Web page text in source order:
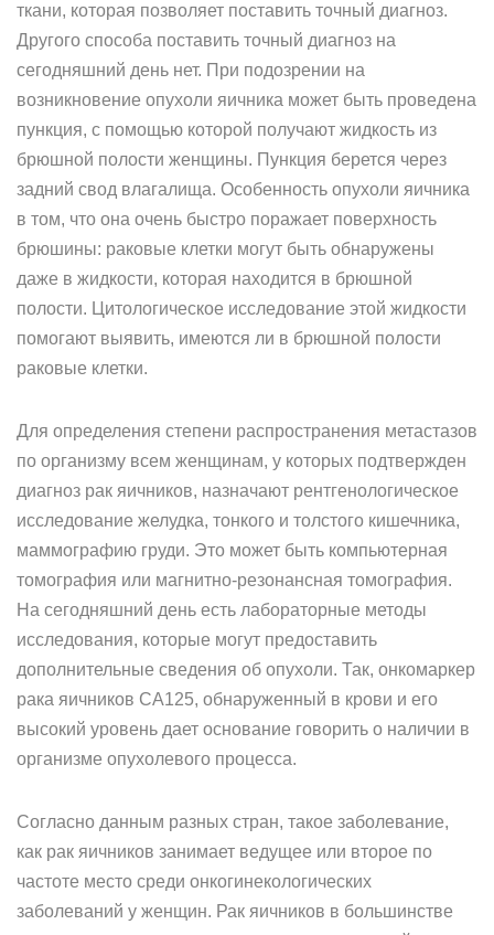
ткани, которая позволяет поставить точный диагноз.
Другого способа поставить точный диагноз на
сегодняшний день нет. При подозрении на
возникновение опухоли яичника может быть проведена
пункция, с помощью которой получают жидкость из
брюшной полости женщины. Пункция берется через
задний свод влагалища. Особенность опухоли яичника
в том, что она очень быстро поражает поверхность
брюшины: раковые клетки могут быть обнаружены
даже в жидкости, которая находится в брюшной
полости. Цитологическое исследование этой жидкости
помогают выявить, имеются ли в брюшной полости
раковые клетки.
Для определения степени распространения метастазов
по организму всем женщинам, у которых подтвержден
диагноз рак яичников, назначают рентгенологическое
исследование желудка, тонкого и толстого кишечника,
маммографию груди. Это может быть компьютерная
томография или магнитно-резонансная томография.
На сегодняшний день есть лабораторные методы
исследования, которые могут предоставить
дополнительные сведения об опухоли. Так, онкомаркер
рака яичников СА125, обнаруженный в крови и его
высокий уровень дает основание говорить о наличии в
организме опухолевого процесса.
Согласно данным разных стран, такое заболевание,
как рак яичников занимает ведущее или второе по
частоте место среди онкогинекологических
заболеваний у женщин. Рак яичников в большинстве